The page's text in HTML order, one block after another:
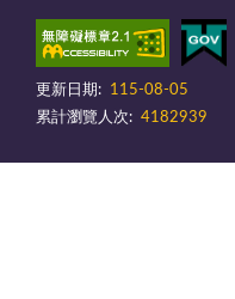
更新日期:
115-08-05
累計瀏覽人次: 4182939